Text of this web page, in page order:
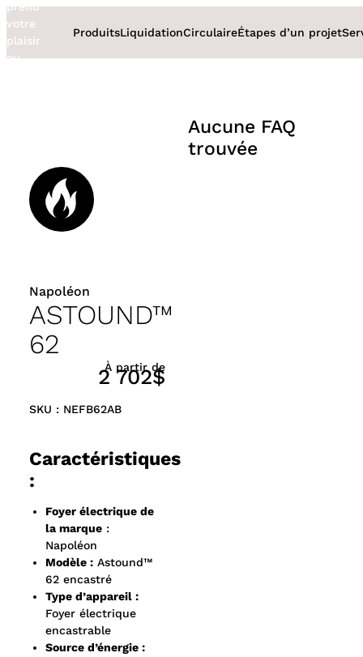
Aller
au
contenu
prend
votre
plaisir
au
ProduitsLiquidationCirculaireÉtapes d’un projet
Napoléon
ASTOUND™
62
À partir de
2 702$
SKU : NEFB62AB
Caractéristiques
:
Foyer électrique de
la marque :
Napoléon
Modèle : Astound™
62 encastré
Type d’appareil :
Foyer électrique
encastrable
Source d’énergie :
Aucune FAQ
trouvée